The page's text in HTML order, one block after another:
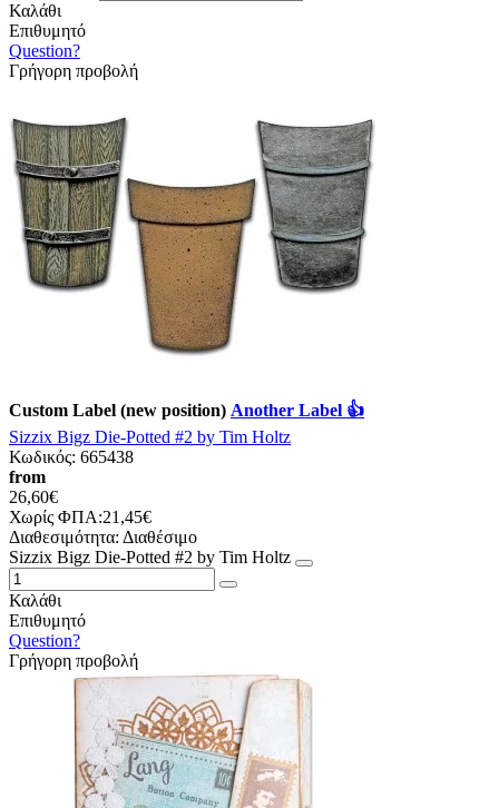
Καλάθι
Επιθυμητό
Question?
Γρήγορη προβολή
Custom Label (new position) Another Label 👍
Sizzix Bigz Die-Potted #2 by Tim Holtz
Κωδικός: 665438
from
26,60€
Χωρίς ΦΠΑ:21,45€
Διαθεσιμότητα: Διαθέσιμο
Sizzix Bigz Die-Potted #2 by Tim Holtz
Καλάθι
Επιθυμητό
Question?
Γρήγορη προβολή